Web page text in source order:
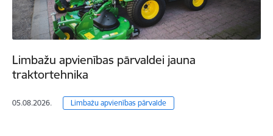
Limbažu apvienības pārvaldei jauna
traktortehnika
05.08.2026. Limbažu apvienības pārvalde